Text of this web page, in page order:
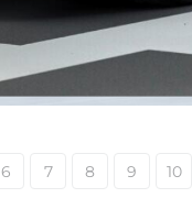
6 7 8 9 10